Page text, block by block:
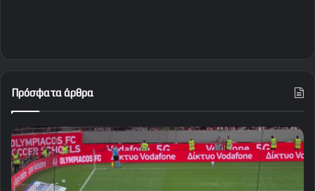
Πρόσφατα άρθρα